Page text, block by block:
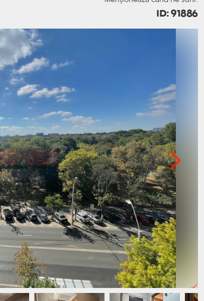
ID: 91886